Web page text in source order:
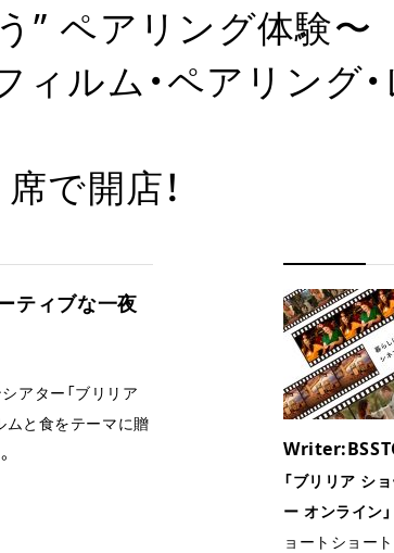
” ペアリング体験〜
ルム・ペアリング・
で開店！
ティブな一夜
アター「ブリリア
ムと食をテーマに贈
「ブリリア シ
ー オンライン」
ョートショー